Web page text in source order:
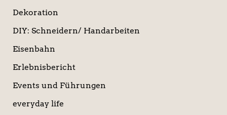
Dekoration
DIY: Schneidern/ Handarbeiten
Eisenbahn
Erlebnisbericht
Events und Führungen
everyday life